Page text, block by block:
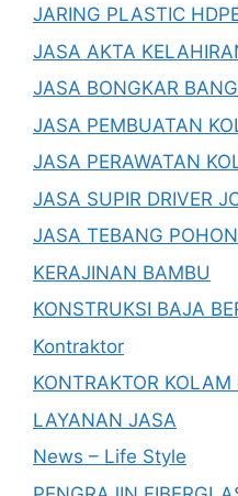
JARING PLASTIC
JASA AKTA
JASA BONGKAR
JASA PEMBUATAN
JASA PERAWATAN
JASA SUPIR DRIVER
JASA TEBANG POHON
KERAJINAN BAMBU
KONSTRUKSI BAJA
Kontraktor
KONTRAKTOR KOLAM
LAYANAN JASA
News – Life Style